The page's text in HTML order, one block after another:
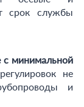
срок службы
с минимальной
не
и